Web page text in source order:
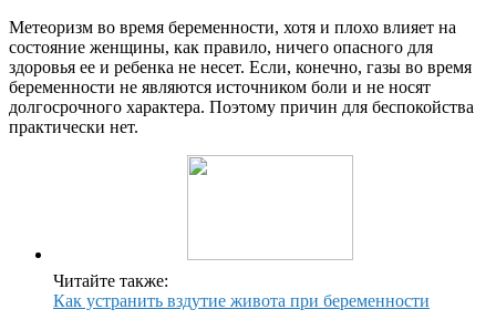
Метеоризм во время беременности, хотя и плохо влияет на
состояние женщины, как правило, ничего опасного для
здоровья ее и ребенка не несет. Если, конечно, газы во время
беременности не являются источником боли и не носят
долгосрочного характера. Поэтому причин для беспокойства
практически нет.
Читайте также:
Как устранить вздутие живота при беременности